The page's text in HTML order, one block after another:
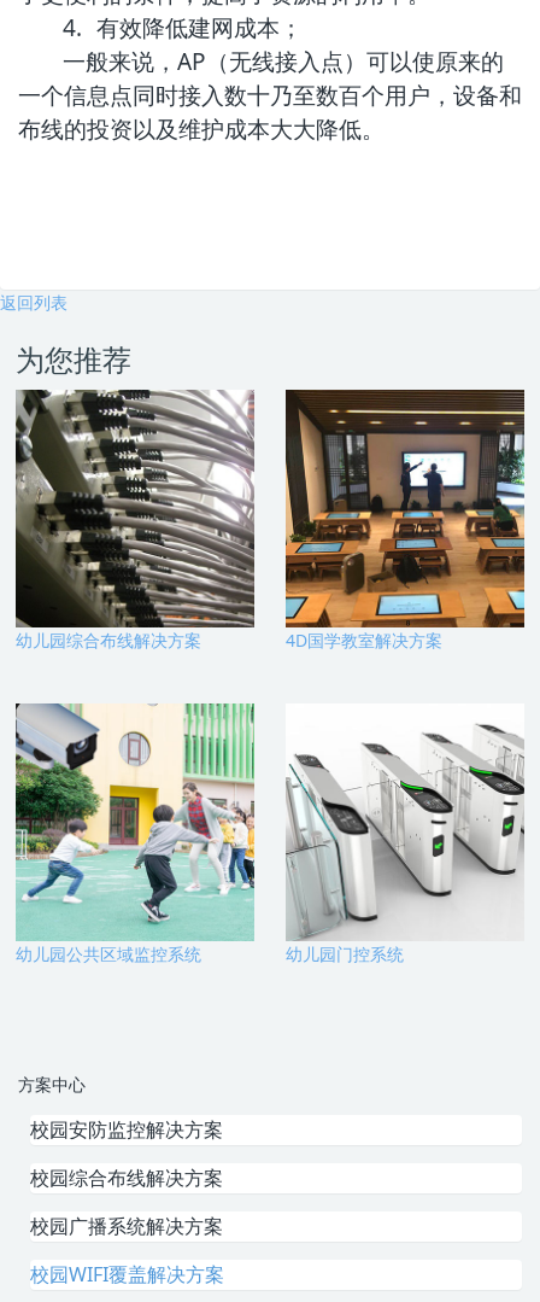
4. 有效降低建网成本；
一般来说，AP（无线接入点）可以使原来的
一个信息点同时接入数十乃至数百个用户，设备和
布线的投资以及维护成本大大降低。
返回列表
为您推荐
幼儿园综合布线解决方案 4D国学教室解决方案
幼儿园公共区域监控系统 幼儿园门控系统
方案中心
校园安防监控解决方案
校园综合布线解决方案
校园广播系统解决方案
校园WIFI覆盖解决方案